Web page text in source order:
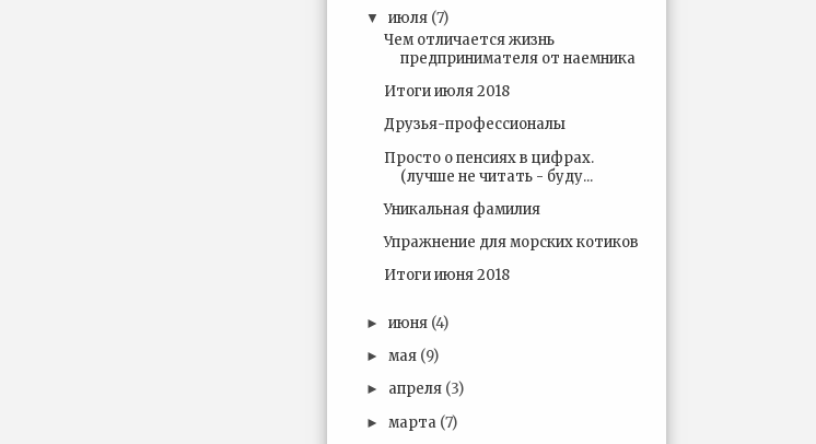
▼июля (7)
Чем отличается жизнь
предпринимателя от наемника
Итоги июля 2018
Друзья-профессионалы
Просто о пенсиях в цифрах.
(лучше не читать - буду...
Уникальная фамилия
Упражнение для морских котиков
Итоги июня 2018
►июня (4)
►мая (9)
► апреля (3)
►марта (7)